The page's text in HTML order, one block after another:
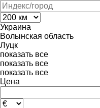
Украина
Волынская область
Луцк
показать все
показать все
показать все
Цена